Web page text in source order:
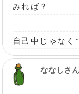
みれば？
自己中じゃなく
ななしさん